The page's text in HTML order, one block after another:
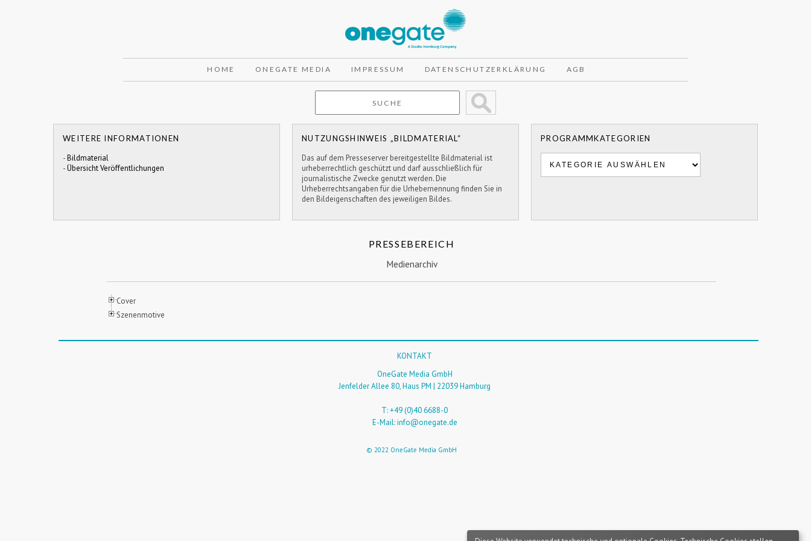
HOME ONEGATE MEDIA IMPRESSUM DATENSCHUTZERKLÄRUNG AGB
WEITERE INFORMATIONEN
-Bildmaterial
-Übersicht Veröffentlichungen
NUTZUNGSHINWEIS „BILDMATERIAL“
Das auf dem Presseserver bereitgestellte Bildmaterial ist
urheberrechtlich geschützt und darf ausschließlich für
journalistische Zwecke genutzt werden. Die
Urheberrechtsangaben für die Urhebernennung finden Sie in
den Bildeigenschaften des jeweiligen Bildes.
PROGRAMMKATEGORIEN
PRESSEBEREICH
Medienarchiv
Cover
Szenenmotive
KONTAKT
OneGate Media GmbH
Jenfelder Allee 80, Haus PM | 22039 Hamburg
T: +49 (0)40 6688-0
E-Mail:info@onegate.de
© 2022 OneGate Media GmbH